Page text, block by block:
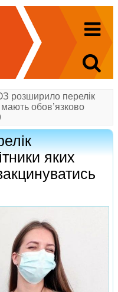
розширило перелік
мають обов’язково
яких